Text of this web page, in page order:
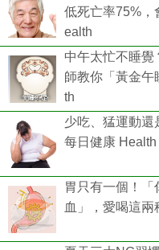
低死亡率75%，
ealth
中午太忙不睡覺
師教你「黃金午
th
少吃、猛運動還
每日健康 Health
胃只有一個！「
血」，愛喝這